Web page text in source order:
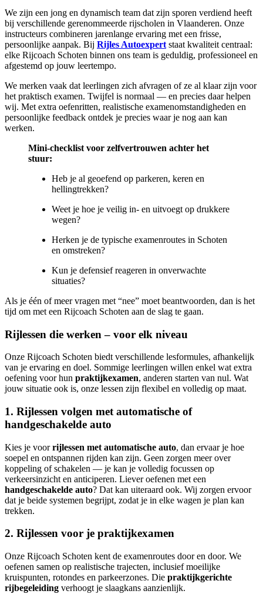
We zijn een jong en dynamisch team dat zijn sporen verdiend heeft
bij verschillende gerenommeerde rijscholen in Vlaanderen. Onze
instructeurs combineren jarenlange ervaring met een frisse,
persoonlijke aanpak. Bij Rijles Autoexpert staat kwaliteit centraal:
elke Rijcoach Schoten binnen ons team is geduldig, professioneel en
afgestemd op jouw leertempo.
We merken vaak dat leerlingen zich afvragen of ze al klaar zijn voor
het praktisch examen. Twijfel is normaal — en precies daar helpen
wij. Met extra oefenritten, realistische examenomstandigheden en
persoonlijke feedback ontdek je precies waar je nog aan kan
werken.
Mini-checklist voor zelfvertrouwen achter het
stuur:
Heb je al geoefend op parkeren, keren en
hellingtrekken?
Weet je hoe je veilig in- en uitvoegt op drukkere
wegen?
Herken je de typische examenroutes in Schoten
en omstreken?
Kun je defensief reageren in onverwachte
situaties?
Als je één of meer vragen met “nee” moet beantwoorden, dan is het
tijd om met een Rijcoach Schoten aan de slag te gaan.
Rijlessen die werken – voor elk niveau
Onze Rijcoach Schoten biedt verschillende lesformules, afhankelijk
van je ervaring en doel. Sommige leerlingen willen enkel wat extra
oefening voor hun praktijkexamen, anderen starten van nul. Wat
jouw situatie ook is, onze lessen zijn flexibel en volledig op maat.
1. Rijlessen volgen met automatische of
handgeschakelde auto
Kies je voorrijlessen met automatische auto, dan ervaar je hoe
soepel en ontspannen rijden kan zijn. Geen zorgen meer over
koppeling of schakelen — je kan je volledig focussen op
verkeersinzicht en anticiperen. Liever oefenen met een
handgeschakelde auto? Dat kan uiteraard ook. Wij zorgen ervoor
dat je beide systemen begrijpt, zodat je in elke wagen je plan kan
trekken.
2. Rijlessen voor je praktijkexamen
Onze Rijcoach Schoten kent de examenroutes door en door. We
oefenen samen op realistische trajecten, inclusief moeilijke
kruispunten, rotondes en parkeerzones. Die praktijkgerichte
rijbegeleiding verhoogt je slaagkans aanzienlijk.